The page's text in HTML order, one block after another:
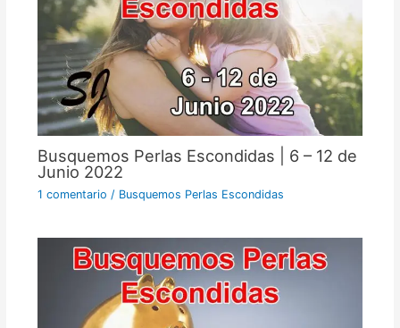
Busquemos Perlas Escondidas | 6 – 12 de
Junio 2022
1 comentario / Busquemos Perlas Escondidas